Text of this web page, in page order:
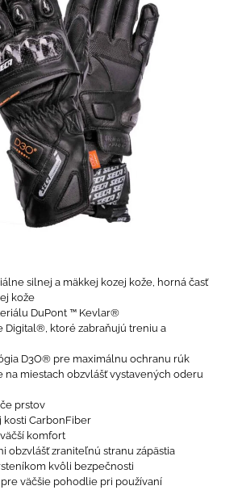
silnej a mäkkej kozej kože, horná časť
kože
DuPont ™ Kevlar®
Digital®, ktoré zabraňujú treniu a
D3O® pre maximálnu ochranu rúk
na miestach obzvlášť vystavených oderu
prstov
CarbonFiber
komfort
obzvlášť zraniteľnú stranu zápästia
kvôli bezpečnosti
väčšie pohodlie pri používaní